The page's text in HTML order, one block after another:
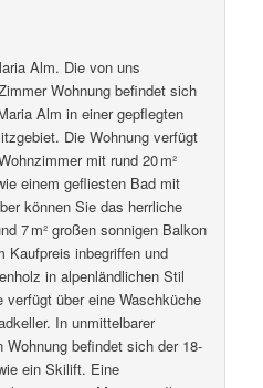
Alm. Die von uns
Wohnung befindet sich
Alm in einer gepflegten
Die Wohnung verfügt
mit rund 20 m²
einem gefliesten Bad mit
können Sie das herrliche
7 m² großen sonnigen Balkon
Kaufpreis inbegriffen und
in alpenländlichen Stil
verfügt über eine Waschküche
In unmittelbarer
Wohnung befindet sich der 18-
ein Skilift. Eine